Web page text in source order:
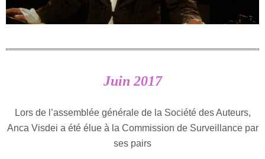
Juin 2017
Lors de l’assemblée générale de la Société des Auteurs,
Anca Visdei a été élue à la Commission de Surveillance par
ses pairs